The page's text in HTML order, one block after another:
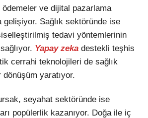
ödemeler ve dijital pazarlama
gelişiyor. Sağlık sektöründe ise
tedavi yöntemlerinin
Yapay zeka destekli teşhis
cerrahi teknolojileri de sağlık
dönüşüm yaratıyor.
seyahat sektöründe ise
popülerlik kazanıyor. Doğa ile iç